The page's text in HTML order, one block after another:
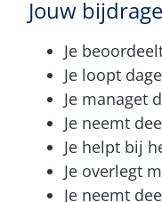
Jouw bijdrage
Je
Je loopt
Je managet
Je neemt
Je helpt bij
Je overlegt
Je neemt